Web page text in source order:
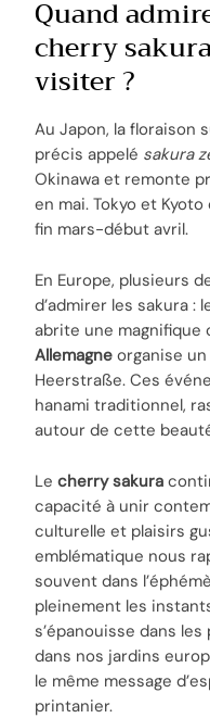
Quand
cherry
visiter ?
Au Japon, la floraison
précis appelé sakura
Okinawa et remonte
en mai. Tokyo et
fin mars-début avril.
En Europe, plusieurs
d’admirer les sakura :
abrite une magnifique
Allemagne organise
Heerstraße. Ces
hanami traditionnel,
autour de cette
Lecherry sakura
capacité à unir
culturelle et plaisirs
emblématique nous
souvent dans
pleinement les
s’épanouisse dans
dans nos jardins
le même message
printanier.